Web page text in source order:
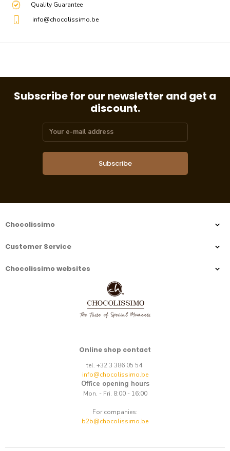
Quality Guarantee
info@chocolissimo.be
Subscribe for our newsletter and get a
discount.
Subscribe
Chocolissimo
Customer Service
Chocolissimo websites
Online shop contact
tel. +32 3 386 05 54
info@chocolissimo.be
Office opening hours
Mon. - Fri. 8:00 - 16:00
For companies:
b2b@chocolissimo.be